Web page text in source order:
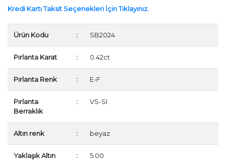
Kredi Kartı Taksit Seçenekleri İçin Tıklayınız.
Ürün Kodu : SB2024
Pırlanta Karat : 0.42ct
Pırlanta Renk : E-F
Pırlanta
Berraklık
: VS-SI
Altın renk : beyaz
Yaklaşık Altın
: 5.00